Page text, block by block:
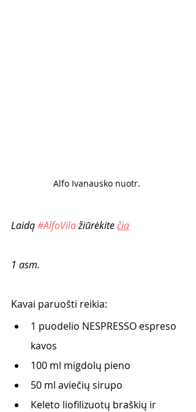
Alfo Ivanausko nuotr.
Laidą #AlfoVila žiūrėkite čia
1 asm.
Kavai paruošti reikia:
1 puodelio NESPRESSO espreso
kavos
100 ml migdolų pieno
50 ml aviečių sirupo
Keleto liofilizuotų braškių ir